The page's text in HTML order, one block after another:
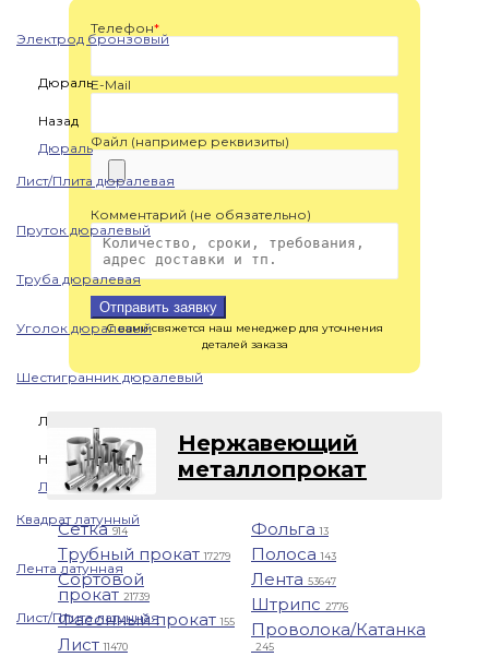
Электрод бронзовый
Дюраль
Назад
Дюраль
Лист/Плита дюралевая
Пруток дюралевый
Труба дюралевая
Уголок дюралевый
Шестигранник дюралевый
Латунь
Назад
Латунь
Квадрат латунный
Лента латунная
Лист/Плита латунная
Телефон*
E-Mail
Файл (например реквизиты)
Комментарий (не обязательно)
Отправить заявку
С вами свяжется наш менеджер для уточнения
деталей заказа
Нержавеющий
металлопрокат
Сетка914
Трубный прокат17279
Сортовой
прокат 21739
Фасонный прокат155
Лист11470
Фольга13
Полоса143
Лента 53647
Штрипс 2776
Проволока/Катанка
245